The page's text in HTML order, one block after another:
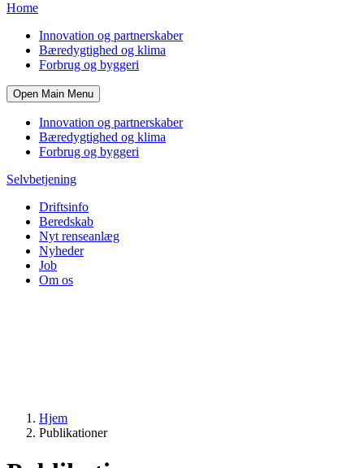
Home
Innovation og partnerskaber
Bæredygtighed og klima
Forbrug og byggeri
Open Main Menu
Innovation og partnerskaber
Bæredygtighed og klima
Forbrug og byggeri
Selvbetjening
Driftsinfo
Beredskab
Nyt renseanlæg
Nyheder
Job
Om os
Hjem
Publikationer